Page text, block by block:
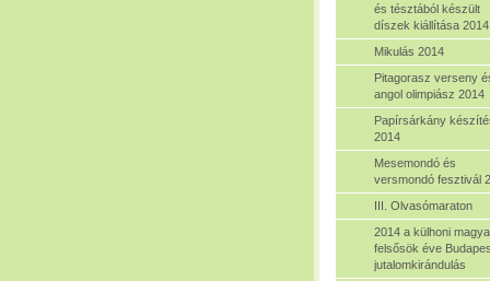
és tésztából készült
díszek kiállítása 2014
Mikulás 2014
Pitagorasz verseny
angol olimpiász 2014
Papírsárkány
2014
Mesemondó és
versmondó fesztivál
III. Olvasómaraton
2014 a külhoni
felsősök éve
jutalomkirándulás